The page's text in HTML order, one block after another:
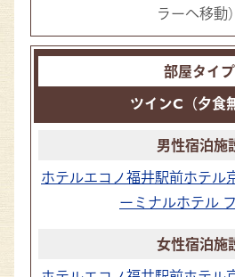
ラーへ移動）
ツインC（夕食
ホテルエコノ福井駅前ホテル
ーミナルホテル フ